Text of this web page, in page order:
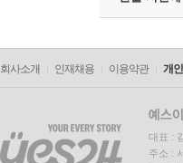
회사소개 인재채용 이용약관 개
대표 :
주소 :